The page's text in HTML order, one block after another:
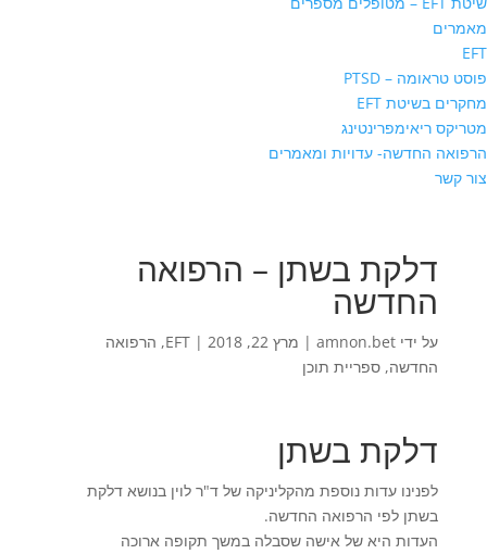
מאמרים
EFT
פוסט טראומה – PTSD
מחקרים בשיטת EFT
מטריקס ריאימפרינטינג
הרפואה החדשה- עדויות ומאמרים
צור קשר
דלקת בשתן – הרפואה
החדשה
על ידי amnon.bet
| מרץ 22, 2018 |
EFT
, הרפואה
החדשה, ספריית תוכן
דלקת בשתן
לפנינו עדות נוספת מהקליניקה של ד"ר לוין בנושא דלקת
בשתן לפי הרפואה החדשה.
העדות היא של אישה שסבלה במשך תקופה ארוכה